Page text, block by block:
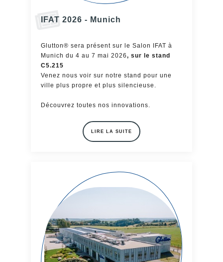
IFAT 2026 - Munich
Glutton® sera présent sur le Salon IFAT à
Munich du 4 au 7 mai 2026, sur le stand
C5.215
Venez nous voir sur notre stand pour une
ville plus propre et plus silencieuse.
Découvrez toutes nos innovations.
LIRE LA SUITE